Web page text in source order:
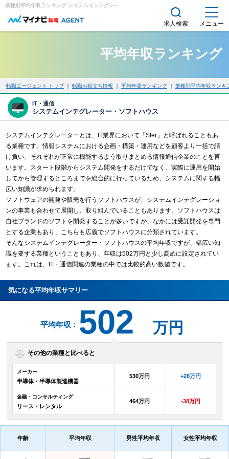
業種別平均年収ランキング システムインテグレーター・ソフトハウス｜求人・転職エージェント
求人検索 メニュー
平均年収ランキング
転職エージェント トップ｜ 転職お役立ち情報 ｜ 平均年収ランキング ｜ 業種別平均年収ランキ
ITエンジニアの転職
IT・通信
システムインテグレーター・ソフトハウス
システムインテグレーターとは、IT業界において「SIer」と呼ばれることもあ
る業種です。情報システムにおける企画・構築・運用などを顧客より一括で請
け負い、それぞれが正常に機能するよう取りまとめる情報通信企業のことを言
います。スタート段階からシステム開発をするだけでなく、実際に運用を開始
してから管理するところまでを総合的に行っているため、システムに関する幅
広い知識が求められます。
ソフトウェアの開発や販売を行うソフトハウスが、システムインテグレーショ
ンの事業も合わせて展開し、取り組んでいることもあります。ソフトハウスは
自社ブランドのソフトを開発することが多いですが、なかには受託開発を専門
とする企業もあり、こちらも広義でソフトハウスに分類されています。
そんなシステムインテグレーター・ソフトハウスの平均年収ですが、幅広い知
識を要する業種ということもあり、年収は502万円と少し高めに設定されてい
ます。これは、IT・通信関連の業種の中では比較的高い数値です。
気になる平均年収サマリー
平均年収 : 502 万円
その他の業種と比べると
メーカー
半導体・半導体製造機器
530万円 +28万円
金融・コンサルティング
リース・レンタル
464万円 -38万円
年齢 平均年収 男性平均年収 女性平均年収